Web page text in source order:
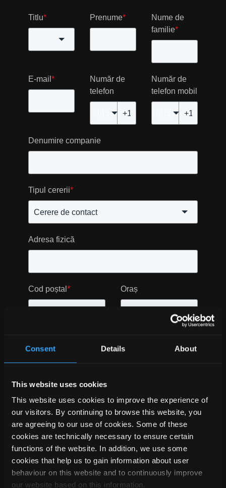
Consent Details About
This website uses cookies
This website uses cookies to improve the experience of
our visitors. By continuing to browse this website, you
are agreeing to our use of cookies. Some of these
cookies are technically necessary to ensure certain
functions of the website. In addition, we use some
cookies that help us to gain information about user
behaviour on this website and to continuously improve
our website based on this information.
Titlu* Prenume*
Nume de
familie*
E-mail *
Număr de
telefon
Număr de
telefon mobil
Denumire companie
Tipul cererii*
Adresa fizică
Cod poștal * Oraș
Provocări
Proiectarea structurii consumatoare de timp
Componente pentru producție
Crearea de vizualizări ale proiectelor pentru
clienți pentru a stimula vânzările
Dificultatea de a angaja forță de muncă